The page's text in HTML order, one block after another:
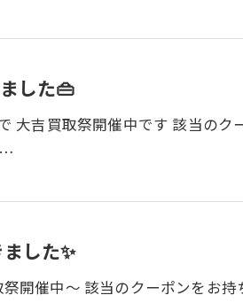
した👜
大吉買取祭開催中です 該当の
…
した✨
開催中～ 該当のクーポンをお